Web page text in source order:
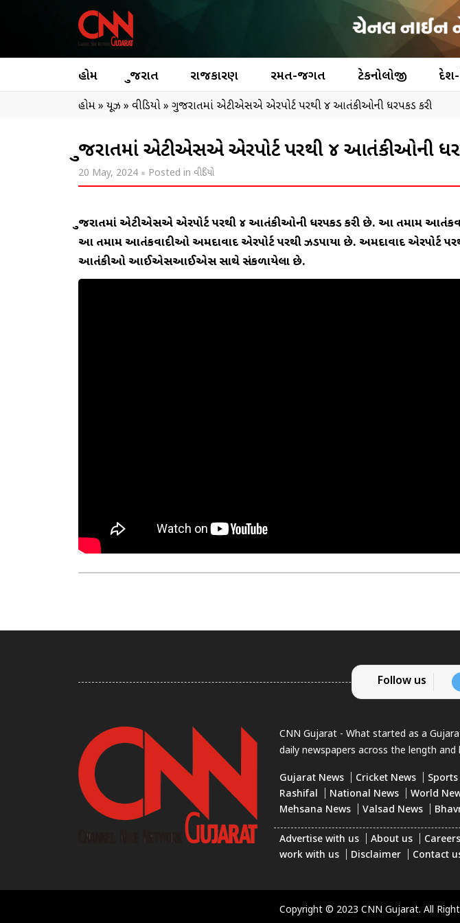
હોમ ગુજરાત રાજકારણ રમત-જગત ટેકનોલોજી
હોમ» ન્યૂઝ » વીડિયો» ગુજરાતમાં એટીએસએ એરપોર્ટ પરથી ૪ આતંકીઓની ધરપકડ કરી
ગુજરાતમાં એટીએસએ એરપોર્ટ પરથી ૪ આતંકીઓની
20 May, 2024 Posted in વીડિયો
ગુજરાતમાં એટીએસએ એરપોર્ટ પરથી ૪ આતંકીઓની ધરપકડ કરી છે. આ તમામ
આ તમામ આતંકવાદીઓ અમદાવાદ એરપોર્ટ પરથી ઝડપાયા છે. અમદાવાદ એરપોર્ટ
આતંકીઓ આઈએસઆઈએસ સાથે સંકળાયેલા છે.
Follow us
CNN Gujarat - What started as a
daily newspapers across the length
Gujarat News Cricket News
Rashifal
National News World
Mehsana News
Valsad News
Advertise with us About us Careers
work with us
Disclaimer Contact
Copyright © 2023 CNN Gujarat. All